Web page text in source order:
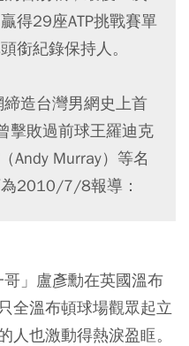
得29座ATP挑戰賽單
銜紀錄保持人。
造台灣男網史上首
擊敗過前球王羅迪克
Andy Murray）等名
2010/7/8報導：
」盧彥勳在英國溫布
全溫布頓球場觀眾起立
人也激動得熱淚盈眶。